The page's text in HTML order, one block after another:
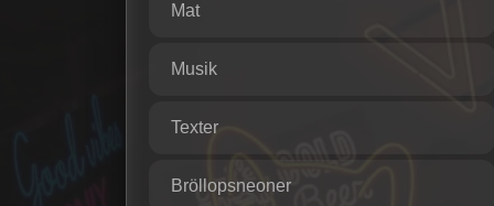
Mat
Musik
Texter
Bröllopsneoner